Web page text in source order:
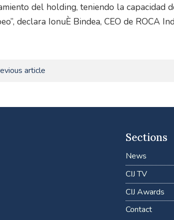
del holding, teniendo la capacidad
declara IonuÈ Bindea, CEO de ROCA
article
Sections
News
CIJ TV
CIJ Awards
Contact